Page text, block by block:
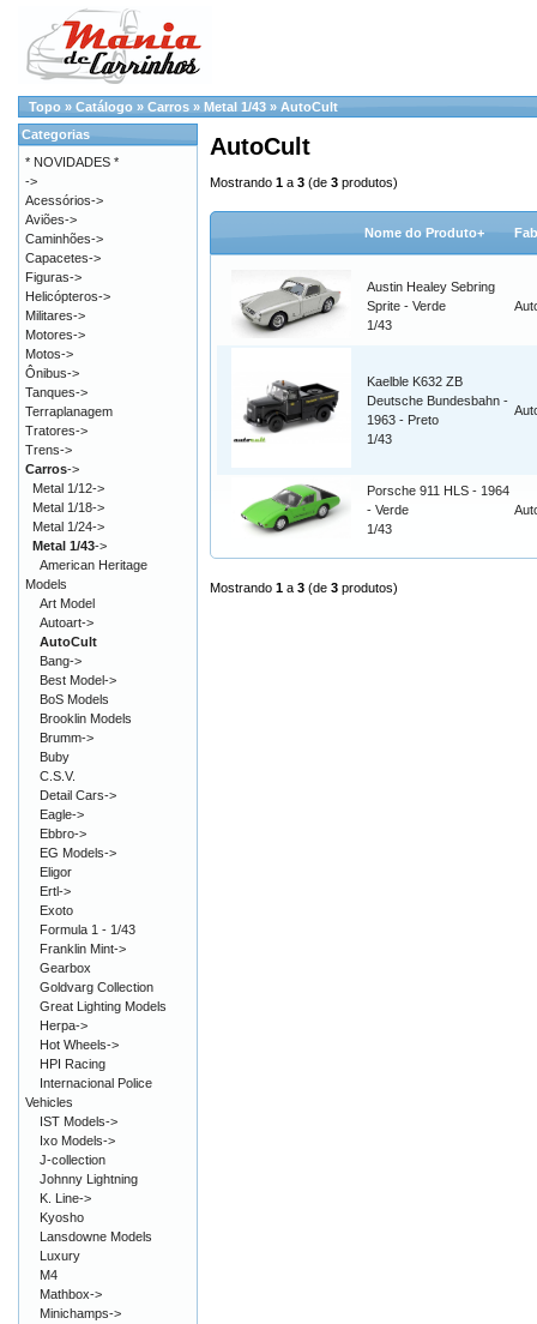
Topo » Catálogo » Carros » Metal 1/43 » AutoCult
AutoCult
Mostrando 1 a 3 (de 3 produtos)
Nome do Produto+
Austin Healey Sebring
Sprite - Verde
1/43
Kaelble K632 ZB
Deutsche Bundesbahn -
1963 - Preto
1/43
Porsche 911 HLS - 1964
- Verde
1/43
Mostrando 1 a 3 (de 3 produtos)
Categorias
* NOVIDADES *
->
Acessórios->
Aviões->
Caminhões->
Capacetes->
Figuras->
Helicópteros->
Militares->
Motores->
Motos->
Ônibus->
Tanques->
Terraplanagem
Tratores->
Trens->
Carros->
Metal 1/12->
Metal 1/18->
Metal 1/24->
Metal 1/43->
American Heritage
Models
Art Model
Autoart->
AutoCult
Bang->
Best Model->
BoS Models
Brooklin Models
Brumm->
Buby
C.S.V.
Detail Cars->
Eagle->
Ebbro->
EG Models->
Eligor
Ertl->
Exoto
Formula 1 - 1/43
Franklin Mint->
Gearbox
Goldvarg Collection
Great Lighting Models
Herpa->
Hot Wheels->
HPI Racing
Internacional Police
Vehicles
IST Models->
Ixo Models->
J-collection
Johnny Lightning
K. Line->
Kyosho
Lansdowne Models
Luxury
M4
Mathbox->
Minichamps->